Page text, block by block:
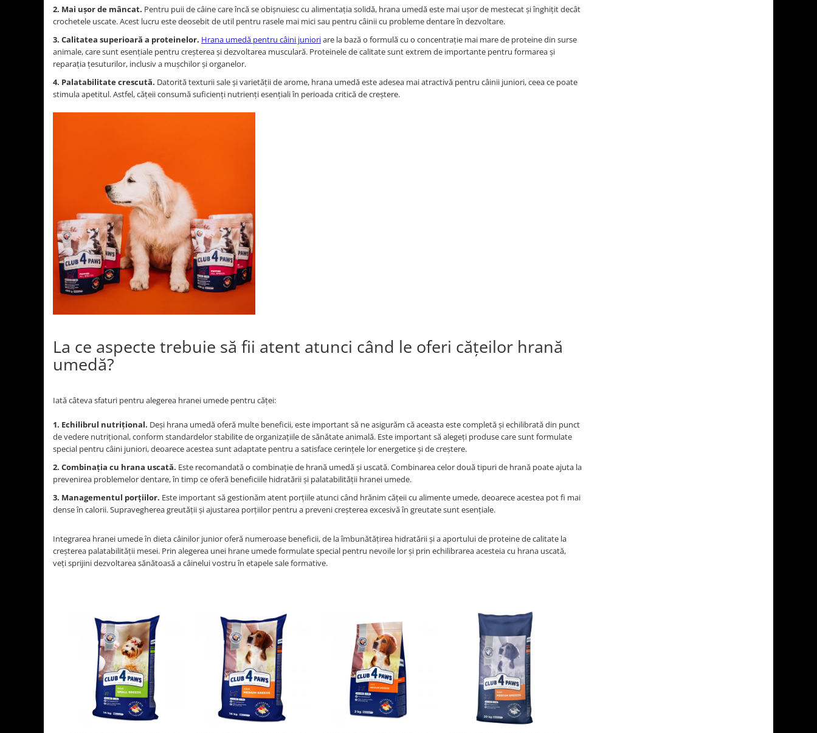
2. Mai ușor de mâncat. Pentru puii de câine care încă se obișnuiesc cu alimentația solidă, hrana umedă este mai ușor de mestecat și înghițit decât
crochetele uscate. Acest lucru este deosebit de util pentru rasele mai mici sau pentru câinii cu probleme dentare în dezvoltare.
3. Calitatea superioară a proteinelor. Hrana umedă pentru câini junioriare la bază o formulă cu o concentrație mai mare de proteine din surse
animale, care sunt esențiale pentru creșterea și dezvoltarea musculară. Proteinele de calitate sunt extrem de importante pentru formarea și
reparația țesuturilor, inclusiv a mușchilor și organelor.
4. Palatabilitate crescută. Datorită texturii sale și varietății de arome, hrana umedă este adesea mai atractivă pentru câinii juniori, ceea ce poate
stimula apetitul. Astfel, cățeii consumă suficienți nutrienți esențiali în perioada critică de creștere.
La ce aspecte trebuie să fii atent atunci când le oferi cățeilor hrană
umedă?
Iată câteva sfaturi pentru alegerea hranei umede pentru căței:
1. Echilibrul nutrițional. Deși hrana umedă oferă multe beneficii, este important să ne asigurăm că aceasta este completă și echilibrată din punct
de vedere nutrițional, conform standardelor stabilite de organizațiile de sănătate animală. Este important să alegeți produse care sunt formulate
special pentru câini juniori, deoarece acestea sunt adaptate pentru a satisface cerințele lor energetice și de creștere.
2. Combinația cu hrana uscată. Este recomandată o combinație de hrană umedă și uscată. Combinarea celor două tipuri de hrană poate ajuta la
prevenirea problemelor dentare, în timp ce oferă beneficiile hidratării și palatabilității hranei umede.
3. Managementul porțiilor. Este important să gestionăm atent porțiile atunci când hrănim cățeii cu alimente umede, deoarece acestea pot fi mai
dense în calorii. Supravegherea greutății și ajustarea porțiilor pentru a preveni creșterea excesivă în greutate sunt esențiale.
Integrarea hranei umede în dieta câinilor junior oferă numeroase beneficii, de la îmbunătățirea hidratării și a aportului de proteine de calitate la
creșterea palatabilității mesei. Prin alegerea unei hrane umede formulate special pentru nevoile lor și prin echilibrarea acesteia cu hrana uscată,
veți sprijini dezvoltarea sănătoasă a câinelui vostru în etapele sale formative.